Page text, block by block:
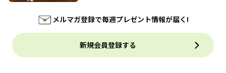
メルマガ登録で毎週プレゼント情報が届く!
新規会員登録する